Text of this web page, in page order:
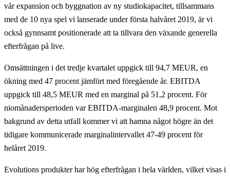
vår expansion och byggnation av ny studiokapacitet, tillsammans
med de 10 nya spel vi lanserade under första halvåret 2019, är vi
också gynnsamt positionerade att ta tillvara den växande generella
efterfrågan på live.
Omsättningen i det tredje kvartalet uppgick till 94,7 MEUR, en
ökning med 47 procent jämfört med föregående år. EBITDA
uppgick till 48,5 MEUR med en marginal på 51,2 procent. För
niomånadersperioden var EBITDA-marginalen 48,9 procent. Mot
bakgrund av detta utfall kommer vi att hamna något högre än det
tidigare kommunicerade marginalintervallet 47-49 procent för
helåret 2019.
Evolutions produkter har hög efterfrågan i hela världen, vilket visas i